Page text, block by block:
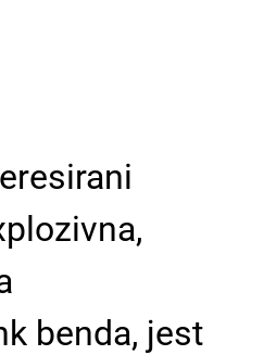
benda, jest